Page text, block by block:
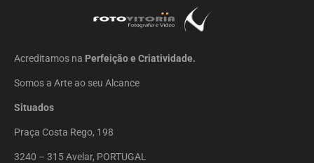
Acreditamos na Perfeição e Criatividade.
Somos a Arte ao seu Alcance
Situados
Praça Costa Rego, 198
3240 – 315 Avelar, PORTUGAL